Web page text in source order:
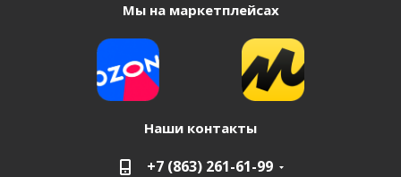
Мы на маркетплейсах
Наши контакты
+7 (863) 261-61-99